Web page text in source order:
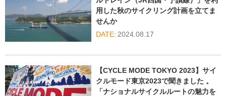
用した秋のサイクリング計画を立てま
せんか
2024.08.17
【CYCLE MODE TOKYO 2023】サイ
クルモード東京2023で聞きました 。
「ナショナルサイクルルートの魅力を